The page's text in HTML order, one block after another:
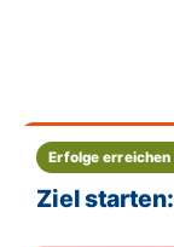
Erfolge erreichen
Ziel